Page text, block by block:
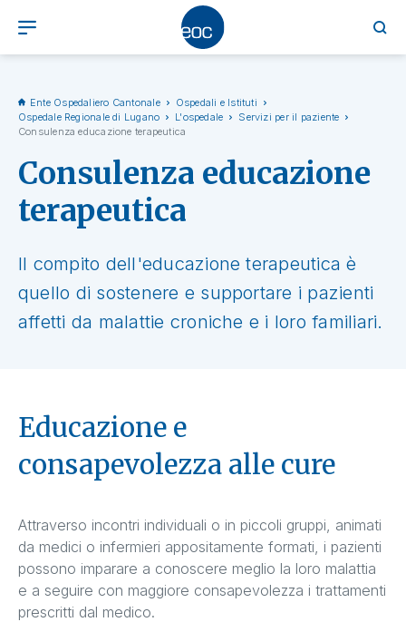
Ente Ospedaliero Cantonale
Ospedali e Istituti
Ospedale Regionale di Lugano
L'ospedale
Servizi per il paziente
Consulenza educazione terapeutica
Consulenza educazione
terapeutica
Il compito dell'educazione terapeutica è
quello di sostenere e supportare i pazienti
affetti da malattie croniche e i loro familiari.
Educazione e
consapevolezza alle cure
Attraverso incontri individuali o in piccoli gruppi, animati
da medici o infermieri appositamente formati, i pazienti
possono imparare a conoscere meglio la loro malattia
e a seguire con maggiore consapevolezza i trattamenti
prescritti dal medico.